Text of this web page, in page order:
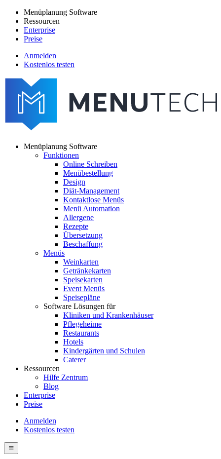
Direkt
zum
Inhalt
Main
navigation
Menüplanung Software
Ressourcen
Enterprise
Preise
menutech
navigation
Anmelden
Kostenlos testen
navigation
Menüplanung Software
Funktionen
Online Schreiben
Menübestellung
Design
Diät-Management
Kontaktlose Menüs
Menü Automation
Allergene
Rezepte
Übersetzung
Beschaffung
Menüs
Weinkarten
Getränkekarten
Speisekarten
Event Menüs
Speisepläne
Software Lösungen für
Kliniken und Krankenhäuser
Pflegeheime
Restaurants
Hotels
Kindergärten und Schulen
Caterer
Ressourcen
Hilfe Zentrum
Blog
Enterprise
Preise
Menutech
navigation
Anmelden
Kostenlos testen
menu